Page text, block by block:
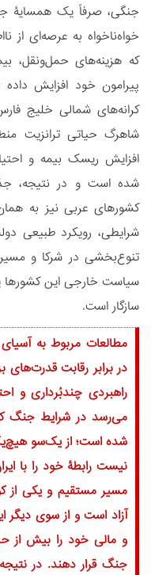
جنگی، صرفاً یک همسایۀ
خواه‌ناخواه به عرصه‌ای از
که هزینه‌های حمل‌ونقل،
پیرامون خود افزایش
کرانه‌های شمالی خلیج
شاهرگ حیاتی ترانزیت
افزایش ریسک بیمه و
شده است و در نتیجه،
کشورهای عربی نیز به
شرایطی، رویکرد طبیعی
تنوع‌بخشی در شرکا و
سیاست خارجی این کشورها
سازگار است.
مطالعات مربوط به
در برابر رقابت
راهبردی چندبُرداری و
می‌رسد در شرایط جنگ
شده است؛ از یک‌سو
نیست رابطۀ خود را با
مسیر مستقیم و یکی از
آزاد است و از سوی دیگر
و مالی خود را بیش از
جنگ قرار دهند. در